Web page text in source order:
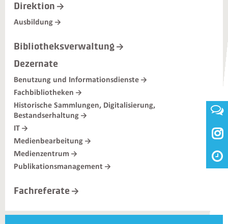
Direktion
Ausbildung
Bibliotheksverwaltung
Dezernate
Benutzung und Informationsdienste
Fachbibliotheken
Historische Sammlungen, Digitalisierung,
Bestandserhaltung
IT
Medienbearbeitung
Medienzentrum
Publikationsmanagement
Fachreferate
